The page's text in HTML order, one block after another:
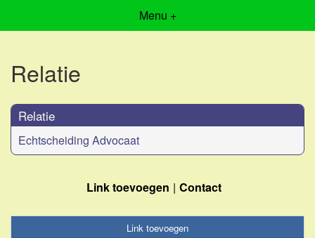
Menu +
Relatie
Relatie
Echtscheiding Advocaat
Link toevoegen Contact
Link toevoegen